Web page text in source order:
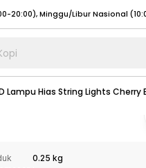
- 20:00), Sabtu - Minggu
Sabtu - Minggu/ Libur
20:00), Sabtu - Minggu/ Libur
20:00), Minggu/Libur Nasional
20:00), Minggu/Libur Nasional
Lampu Hias String Lights Cherry
0.25 kg